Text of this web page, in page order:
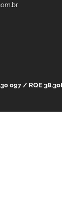
097 / RQE